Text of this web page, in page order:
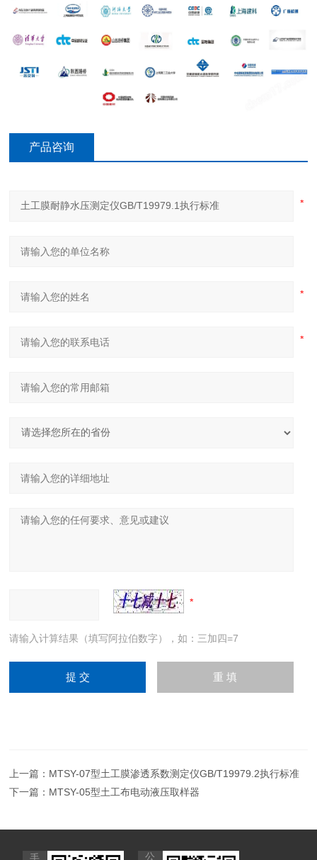
产品咨询
请输入计算结果（填写阿拉伯数字），如：三加四=7
上一篇： MTSY-07型土工膜渗透系数测定仪GB/T19979.2执行标准
下一篇： MTSY-05型土工布电动液压取样器
手 公